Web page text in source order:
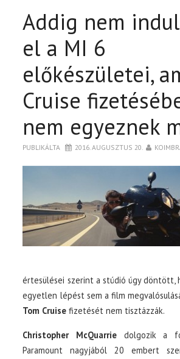
Addig nem
el a MI 6
előkészületei,
Cruise
nem egyeznek
PUBLIKÁLTA 2016. AUGUSZTUS 20.
értesülései szerint a stúdió úgy döntött,
egyetlen lépést sem a film
Tom Cruise fizetését nem tisztázzák.
Christopher McQuarrie dolgozik a
Paramount nagyjából 20 embert